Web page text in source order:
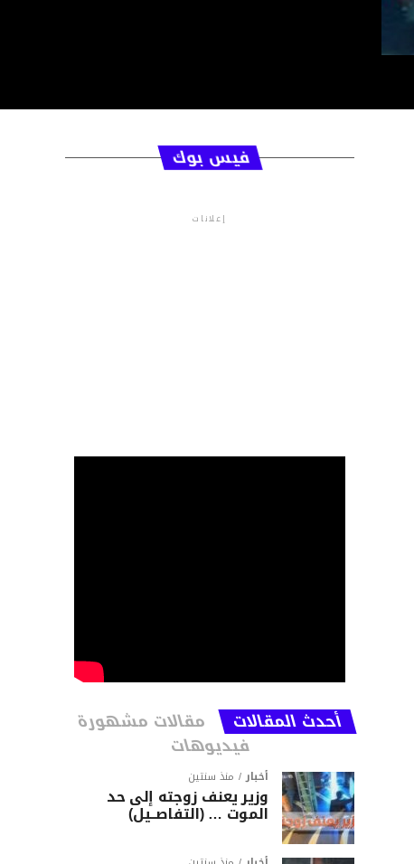
فيس بوك
إعلانات
أحدث المقالات مقالات مشهورة
فيديوهات
أخبار منذ سنتين
وزير يعنف زوجته إلى حد
الموت … (التفاصــيل)